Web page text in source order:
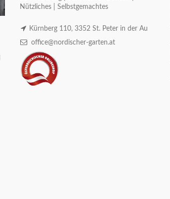
Nützliches | Selbstgemachtes
Kürnberg 110, 3352 St. Peter in der Au
office@nordischer-garten.at